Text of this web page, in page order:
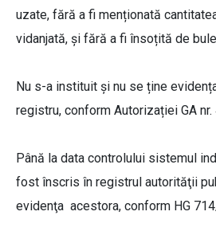
uzate, fără a fi menționată
vidanjată, și fără a fi însoțită de
Nu s-a instituit și nu se ține
registru, conform Autorizației GA
Până la data controlului sistemul
fost înscris în registrul autorităţii
evidenţa acestora, conform HG